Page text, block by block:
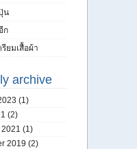
น
ก
ยมเสื้อผ้า
archive
(1)
(2)
2021 (1)
2019 (2)